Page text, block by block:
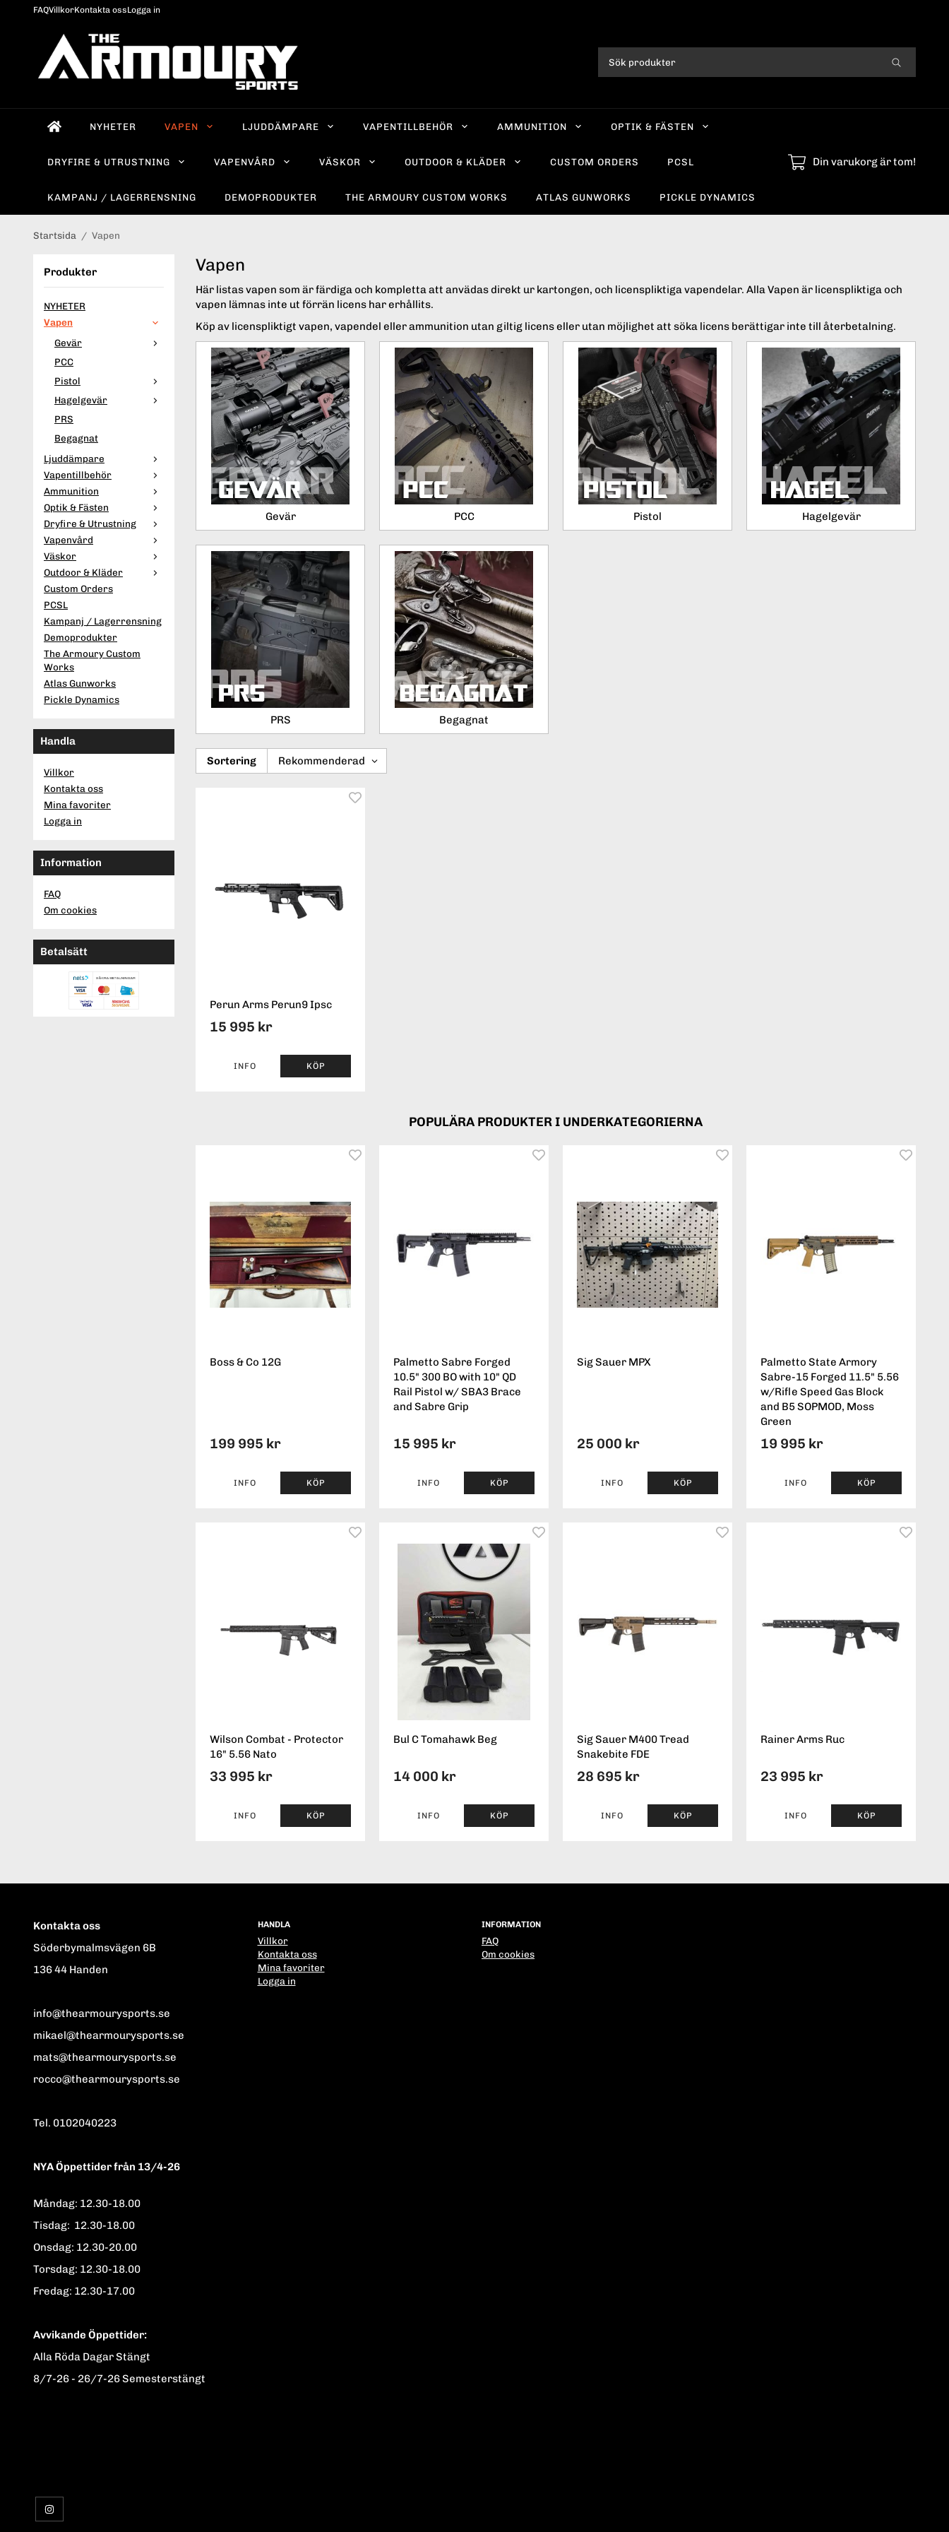
FAQVillkorKontakta ossLogga in
NYHETER VAPEN LJUDDÄMPARE VAPENTILLBEHÖR AMMUNITION OPTIK & FÄSTEN
DRYFIRE & UTRUSTNING VAPENVÅRD VÄSKOR OUTDOOR & KLÄDER CUSTOM ORDERS PCSL
KAMPANJ / LAGERRENSNING DEMOPRODUKTER THE ARMOURY CUSTOM WORKS ATLAS GUNWORKS PICKLE DYNAMICS
Din varukorg är tom!
Startsida / Vapen
Produkter
NYHETER
Vapen
Gevär
PCC
Pistol
Hagelgevär
PRS
Begagnat
Ljuddämpare
Vapentillbehör
Ammunition
Optik & Fästen
Dryfire & Utrustning
Vapenvård
Väskor
Outdoor & Kläder
Custom Orders
PCSL
Kampanj / Lagerrensning
Demoprodukter
The Armoury Custom
Works
Atlas Gunworks
Pickle Dynamics
Handla
Villkor
Kontakta oss
Mina favoriter
Logga in
Information
FAQ
Om cookies
Betalsätt
Vapen
Här listas vapen som är färdiga och kompletta att anvädas direkt ur kartongen, och licenspliktiga vapendelar. Alla Vapen är licenspliktiga och
vapen lämnas inte ut förrän licens har erhållits.
Köp av licenspliktigt vapen, vapendel eller ammunition utan giltig licens eller utan möjlighet att söka licens berättigar inte till återbetalning.
Gevär PCC Pistol Hagelgevär
PRS Begagnat
Sortering
Perun Arms Perun9 Ipsc
15 995 kr
INFO KÖP
POPULÄRA PRODUKTER I UNDERKATEGORIERNA
Boss & Co 12G
199 995 kr
INFO KÖP
Palmetto Sabre Forged
10.5" 300 BO with 10" QD
Rail Pistol w/ SBA3 Brace
and Sabre Grip
15 995 kr
INFO KÖP
Sig Sauer MPX
25 000 kr
INFO KÖP
Palmetto State Armory
Sabre-15 Forged 11.5" 5.56
w/Rifle Speed Gas Block
and B5 SOPMOD, Moss
Green
19 995 kr
INFO KÖP
Wilson Combat - Protector
16" 5.56 Nato
33 995 kr
INFO KÖP
Bul C Tomahawk Beg
14 000 kr
INFO KÖP
Sig Sauer M400 Tread
Snakebite FDE
28 695 kr
INFO KÖP
Rainer Arms Ruc
23 995 kr
INFO KÖP
Kontakta oss
Söderbymalmsvägen 6B
136 44 Handen
info@thearmourysports.se
mikael@thearmourysports.se
mats@thearmourysports.se
rocco@thearmourysports.se
Tel. 0102040223
NYA Öppettider från 13/4-26
Måndag: 12.30-18.00
Tisdag: 12.30-18.00
Onsdag: 12.30-20.00
Torsdag: 12.30-18.00
Fredag: 12.30-17.00
Avvikande Öppettider:
Alla Röda Dagar Stängt
8/7-26 - 26/7-26 Semesterstängt
HANDLA
Villkor
Kontakta oss
Mina favoriter
Logga in
INFORMATION
FAQ
Om cookies